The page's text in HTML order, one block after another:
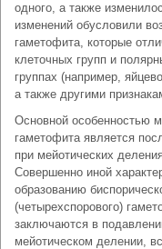
одного, а также
изменений обусловили
гаметофита, которые
клеточных групп и
группах (например,
а также другими
Основной особенностью
гаметофита является
при мейотических
Совершенно иной
образованию
(четырехспорового)
заключаются в
мейотическом делении,